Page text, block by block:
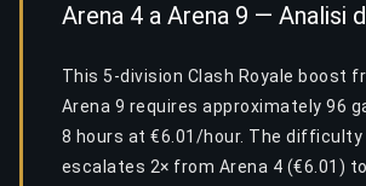
Arena 4 a Arena 9 — Analisi
This 5-division Clash Royale boost
Arena 9 requires approximately 96
8 hours at €6.01/hour. The difficulty
escalates 2× from Arena 4 (€6.01)